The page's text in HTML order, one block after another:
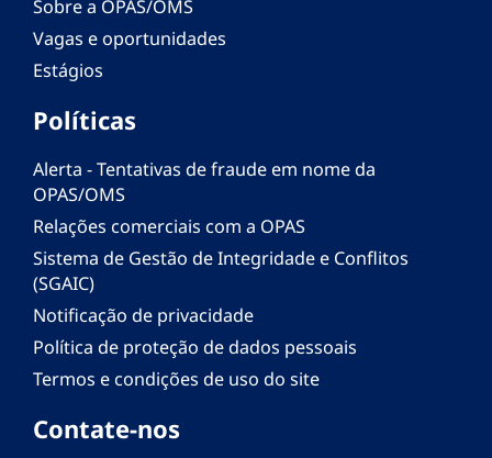
Sobre a OPAS/OMS
Vagas e oportunidades
Estágios
Políticas
Alerta - Tentativas de fraude em nome da
OPAS/OMS
Relações comerciais com a OPAS
Sistema de Gestão de Integridade e Conflitos
(SGAIC)
Notificação de privacidade
Política de proteção de dados pessoais
Termos e condições de uso do site
Contate-nos